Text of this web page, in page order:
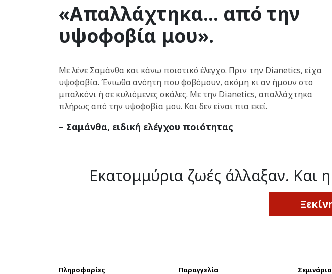
«Απαλλάχτηκα... από την
υψοφοβία μου».
Με λένε Σαμάνθα και κάνω ποιοτικό έλεγχο. Πριν την Dianetics, είχα
υψοφοβία. Ένιωθα ανόητη που φοβόμουν, ακόμη κι αν ήμουν στο
μπαλκόνι ή σε κυλιόμενες σκάλες. Με την Dianetics, απαλλάχτηκα
πλήρως από την υψοφοβία μου. Και δεν είναι πια εκεί.
– Σαμάνθα, ειδική ελέγχου ποιότητας
Εκατομμύρια ζωές άλλαξαν. Και
Πληροφορίες Παραγγελία